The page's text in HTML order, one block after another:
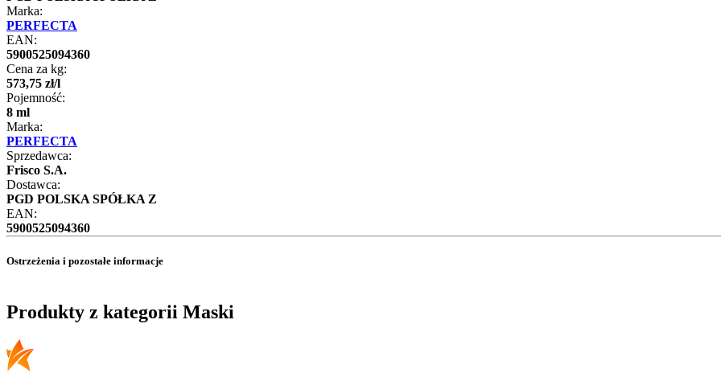
Marka:
PERFECTA
EAN:
5900525094360
Cena za kg:
573,75 zł/l
Pojemność:
8 ml
Marka:
PERFECTA
Sprzedawca:
Frisco S.A.
Dostawca:
PGD POLSKA SPÓŁKA Z
EAN:
5900525094360
Ostrzeżenia i pozostałe informacje
Produkty z kategorii Maski